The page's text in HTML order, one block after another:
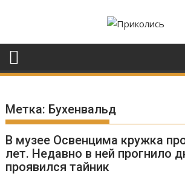
Метка: Бухенвальд
В музее Освенцима кружка
лет. Недавно в ней прогнило
проявился тайник